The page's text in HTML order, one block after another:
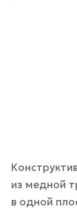
из медной
в одной